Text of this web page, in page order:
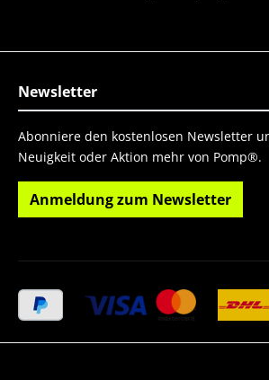
Newsletter
Abonniere den kostenlosen Newsletter
Neuigkeit oder Aktion mehr von Pomp®.
Anmeldung zum Newsletter